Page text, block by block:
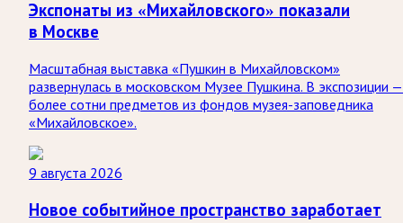
Экспонаты из «Михайловского» показали
в Москве
Масштабная выставка «Пушкин в Михайловском»
развернулась в московском Музее Пушкина. В экспозиции —
более сотни предметов из фондов музея-заповедника
«Михайловское».
9 августа 2026
Новое событийное пространство заработает